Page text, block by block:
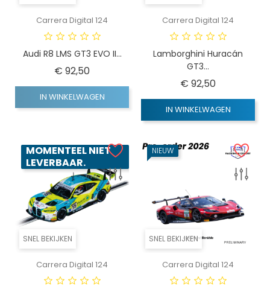
Carrera Digital 124
Audi R8 LMS GT3 EVO II...
€ 92,50
IN WINKELWAGEN
Carrera Digital 124
Lamborghini Huracán
GT3...
€ 92,50
IN WINKELWAGEN
SNEL BEKIJKEN
MOMENTEEL NIET
LEVERBAAR.
Carrera Digital 124
SNEL BEKIJKEN
NIEUW
Carrera Digital 124